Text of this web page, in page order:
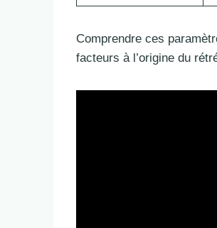
Comprendre ces
facteurs à l’origine du